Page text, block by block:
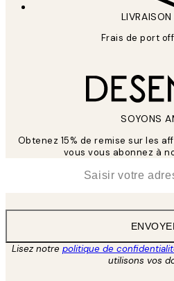
LIVRAISON
Frais de port
SOYONS
Obtenez 15% de remise sur les
vous vous abonnez à
Lisez notre politique de
utilisons vos